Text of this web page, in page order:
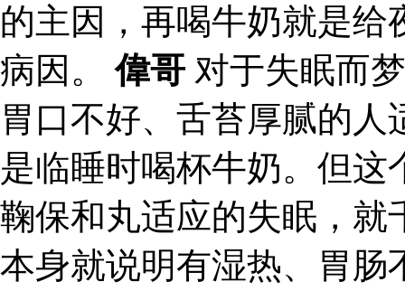
的主因，再喝牛奶就是
病因。偉哥 对于失眠而
胃口不好、舌苔厚腻的
是临睡时喝杯牛奶。但
鞠保和丸适应的失眠，就
本身就说明有湿热、胃肠